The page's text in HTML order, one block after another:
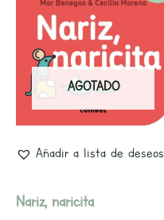
AGOTADO
Añadir a lista de deseos
Nariz, naricita
precio
original
era:
9,90€.
precio
actual
es:
9,41€.